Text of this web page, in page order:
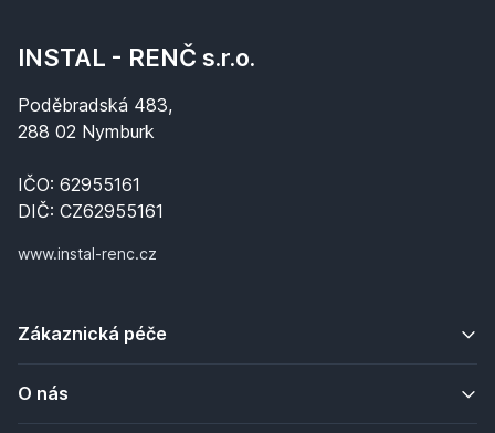
INSTAL - RENČ s.r.o.
Poděbradská 483,
288 02 Nymburk
IČO: 62955161
DIČ: CZ62955161
www.instal-renc.cz
Zákaznická péče
O nás